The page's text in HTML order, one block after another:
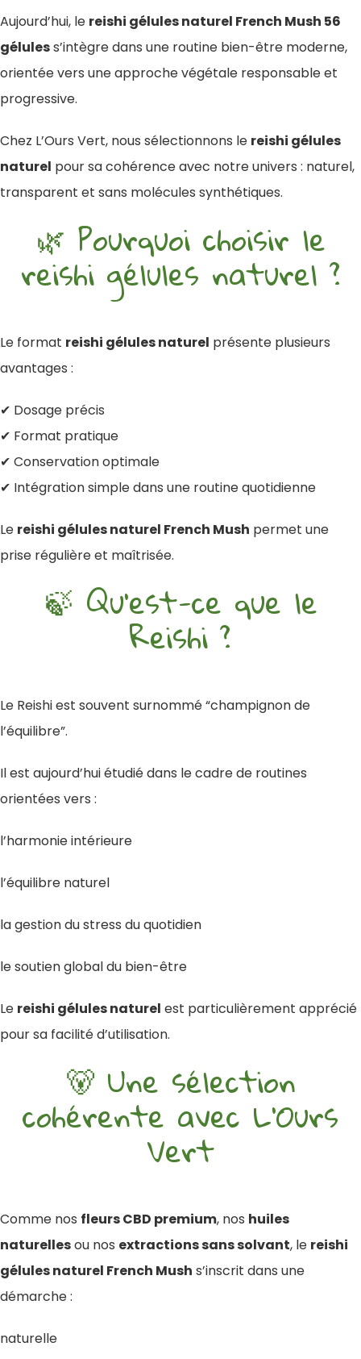
Aujourd’hui, le reishi gélules naturel French Mush 56
géluless’intègre dans une routine bien-être moderne,
orientée vers une approche végétale responsable et
progressive.
Chez L’Ours Vert, nous sélectionnons le reishi gélules
naturel pour sa cohérence avec notre univers : naturel,
transparent et sans molécules synthétiques.
🌿 Pourquoi choisir le
reishi gélules naturel ?
Le format reishi gélules naturel présente plusieurs
avantages :
✔ Dosage précis
✔ Format pratique
✔ Conservation optimale
✔ Intégration simple dans une routine quotidienne
Le reishi gélules naturel French Mush permet une
prise régulière et maîtrisée.
🍃 Qu’est-ce que le
Reishi ?
Le Reishi est souvent surnommé “champignon de
l’équilibre”.
Il est aujourd’hui étudié dans le cadre de routines
orientées vers :
l’harmonie intérieure
l’équilibre naturel
la gestion du stress du quotidien
le soutien global du bien-être
Le reishi gélules naturel est particulièrement apprécié
pour sa facilité d’utilisation.
🐻 Une sélection
cohérente avec L’Ours
Vert
Comme nos fleurs CBD premium, nos huiles
naturellesou nos extractions sans solvant, le reishi
gélules naturel French Mush s’inscrit dans une
démarche :
naturelle